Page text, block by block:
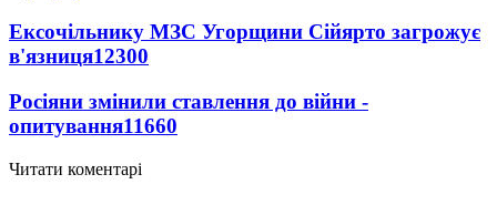
Ексочільнику МЗС Угорщини Сійярто загрожує
в'язниця12300
Росіяни змінили ставлення до війни -
опитування11660
Читати коментарі